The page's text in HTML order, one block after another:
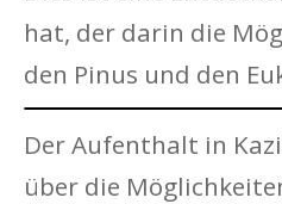
hat, der darin die
den Pinus und den
Der Aufenthalt in
über die